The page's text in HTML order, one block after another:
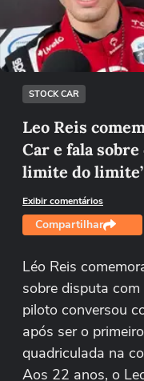
STOCK CAR
Leo Reis
Car e fala sobre
limite do limite’
Exibir comentários
Compartilhar
Léo Reis
sobre disputa com
piloto conversou
após ser o
quadriculada na
Aos 22 anos, o